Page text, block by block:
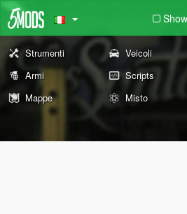
Strumenti Veicoli
Armi
Scripts
Mappe
Misto